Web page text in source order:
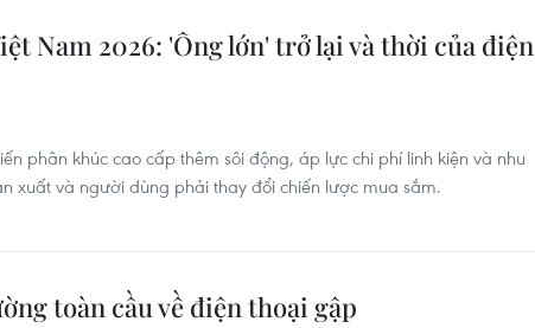
Nam 2026: 'Ông lớn' trở lại và thời của điện
phân khúc cao cấp thêm sôi động, áp lực chi phí linh kiện và nhu
xuất và người dùng phải thay đổi chiến lược mua sắm.
toàn cầu về điện thoại gập